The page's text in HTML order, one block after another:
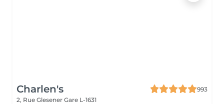
Charlen's
993
2, Rue Glesener Gare L-1631